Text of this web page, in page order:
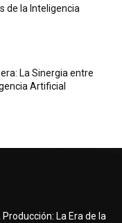
de la Inteligencia
La Sinergia entre
Artificial
La Era de la